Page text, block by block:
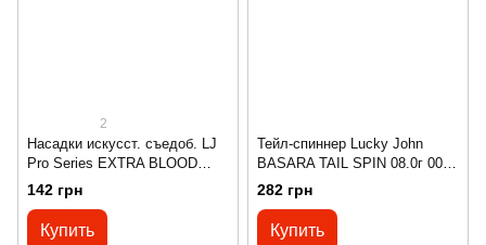
2
Насадки искусст. съедоб. LJ
Pro Series EXTRA BLOOD
WORM мотыль 200шт.
142 грн
Купить
Тейл-спиннер Lucky John
BASARA TAIL SPIN 08.0г 001
в блистере
282 грн
Купить